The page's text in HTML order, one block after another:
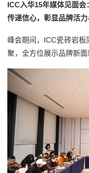
ICC入华15年媒体见面会：
传递信心，彰显品牌活
峰会期间，ICC瓷砖岩
聚，全方位展示品牌新面